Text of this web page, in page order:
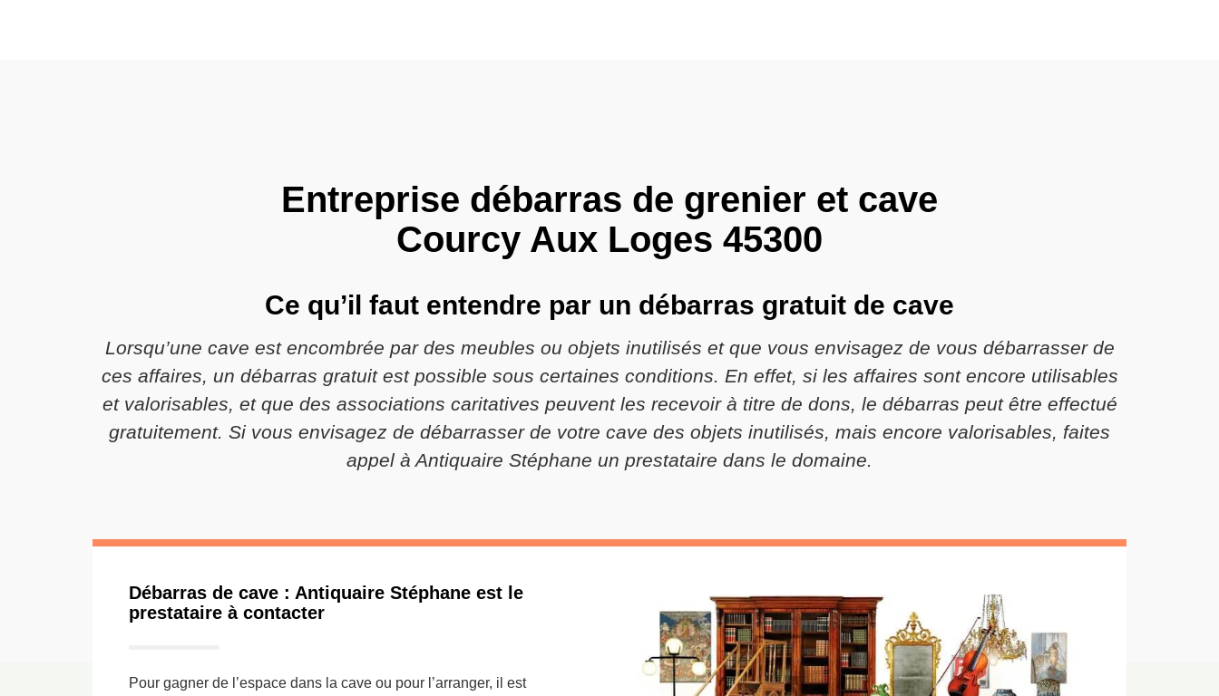
Entreprise débarras de grenier et cave
Courcy Aux Loges 45300
Ce qu’il faut entendre par un débarras gratuit de cave
Lorsqu’une cave est encombrée par des meubles ou objets inutilisés et que vous envisagez de vous débarrasser de
ces affaires, un débarras gratuit est possible sous certaines conditions. En effet, si les affaires sont encore utilisables
et valorisables, et que des associations caritatives peuvent les recevoir à titre de dons, le débarras peut être effectué
gratuitement. Si vous envisagez de débarrasser de votre cave des objets inutilisés, mais encore valorisables, faites
appel à Antiquaire Stéphane un prestataire dans le domaine.
Débarras de cave : Antiquaire Stéphane est le
prestataire à contacter
Pour gagner de l’espace dans la cave ou pour l’arranger, il est